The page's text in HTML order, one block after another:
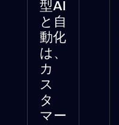
型AI
と自
動化
は、
カ
ス
タ
マー